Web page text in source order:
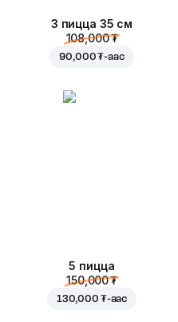
3 пицца 35 см
108,000 ₮
90,000 ₮-аас
5 пицца
150,000 ₮
130,000 ₮-аас